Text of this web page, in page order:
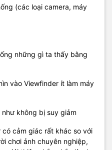
(các loại camera, máy
những gì ta thấy bằng
vào Viewfinder ít làm máy
không bị suy giảm
cảm giác rất khác so với
chơi ảnh chuyên nghiệp,